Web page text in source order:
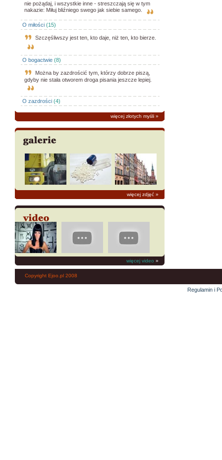
nie pożądaj, i wszystkie inne - streszczają się w tym
nakazie: Miłuj bliźniego swego jak siebie samego.
O miłości (15)
Szczęśliwszy jest ten, kto daje, niż ten, kto bierze.
O bogactwie (8)
Można by zazdrościć tym, którzy dobrze piszą,
gdyby nie stała otworem droga pisania jeszcze lepiej.
O zazdrości (4)
więcej złotych myśli »
więcej zdjęć »
więcej video »
Copyright Ejoo.pl 2008
Regulamin i